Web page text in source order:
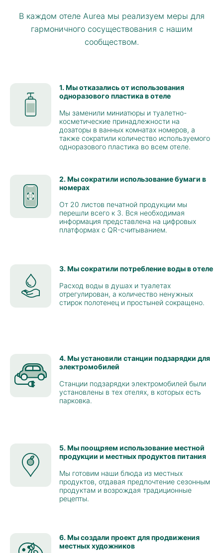
В каждом отеле Aurea мы реализуем меры для
гармоничного сосуществования с нашим
сообществом.
1. Мы отказались от использования
одноразового пластика в отеле
Мы заменили миниатюры и туалетно-
косметические принадлежности на
дозаторы в ванных комнатах номеров, а
также сократили количество используемого
одноразового пластика во всем отеле.
2. Мы сократили использование бумаги в
номерах
От 20 листов печатной продукции мы
перешли всего к 3. Вся необходимая
информация представлена на цифровых
платформах с QR-считыванием.
3. Мы сократили потребление воды в отеле
Расход воды в душах и туалетах
отрегулирован, а количество ненужных
стирок полотенец и простыней сокращено.
4. Мы установили станции подзарядки для
электромобилей
Станции подзарядки электромобилей были
установлены в тех отелях, в которых есть
парковка.
5. Мы поощряем использование местной
продукции и местных продуктов питания
Мы готовим наши блюда из местных
продуктов, отдавая предпочтение сезонным
продуктам и возрождая традиционные
рецепты.
6. Мы создали проект для продвижения
местных художников